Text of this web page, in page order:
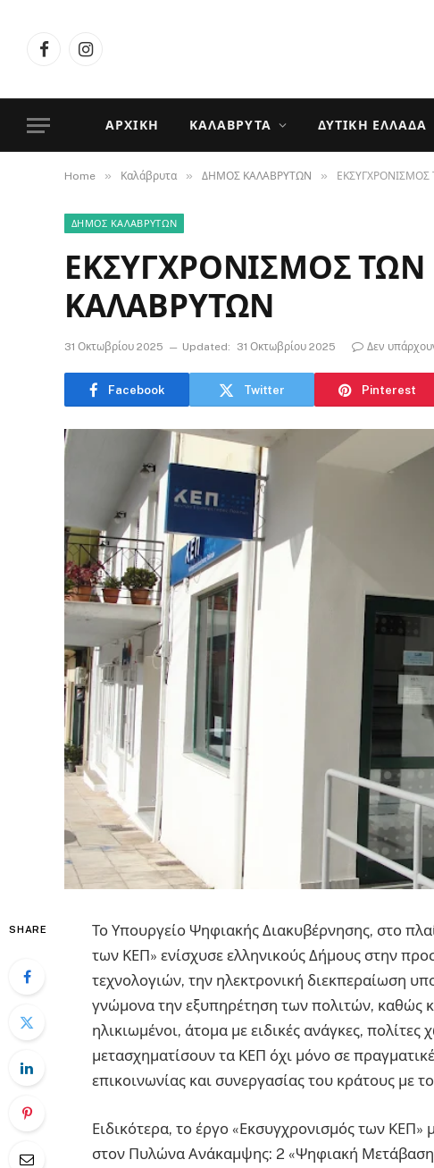
FacebookInstagram
ΑΡΧΙΚΉ ΚΑΛΆΒΡΥΤΑ ΔΥΤΙΚΉ ΕΛΛΆΔΑ
Home » Καλάβρυτα » ΔΗΜΟΣ ΚΑΛΑΒΡΥΤΩΝ »
ΔΗΜΟΣ ΚΑΛΑΒΡΥΤΩΝ
ΕΚΣΥΓΧΡΟΝΙΣΜΟΣ
ΚΑΛΑΒΡΥΤΩΝ
31 Οκτωβρίου 2025 Updated: 31 Οκτωβρίου 2025 Δεν
Facebook Twitter Pinterest
SHARE
Το Υπουργείο Ψηφιακής Διακυβέρνησης, στο
των ΚΕΠ» ενίσχυσε ελληνικούς Δήμους στην
τεχνολογιών, την ηλεκτρονική διεκπεραίωση
γνώμονα την εξυπηρέτηση των πολιτών, καθώς
ηλικιωμένοι, άτομα με ειδικές ανάγκες, πολίτες
μετασχηματίσουν τα ΚΕΠ όχι μόνο σε
επικοινωνίας και συνεργασίας του κράτους με
Ειδικότερα, το έργο «Εκσυγχρονισμός των
στον Πυλώνα Ανάκαμψης: 2 «Ψηφιακή